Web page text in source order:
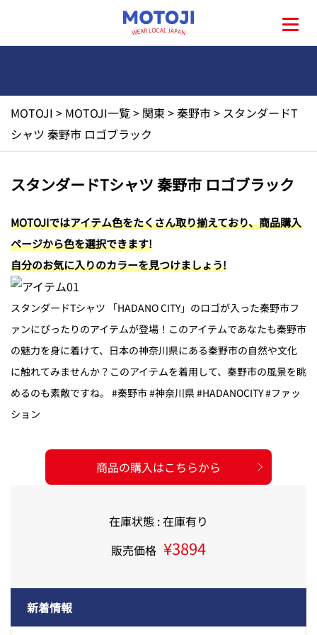
HOME
地元一覧
お問い合わせ
MOTOJI > MOTOJI一覧> 関東 >秦野市> スタンダードT
シャツ 秦野市 ロゴブラック
新着情報
スタンダードTシャツ 秦野市 ロゴブラック
MOTOJIではアイテム色をたくさん取り揃えており、商品購入
ページから色を選択できます!
自分のお気に入りのカラーを見つけましょう!
スタンダードTシャツ 「HADANO CITY」のロゴが入った秦野市フ
ァンにぴったりのアイテムが登場！このアイテムであなたも秦野市
の魅力を身に着けて、日本の神奈川県にある秦野市の自然や文化
に触れてみませんか？このアイテムを着用して、秦野市の風景を眺
めるのも素敵ですね。 #秦野市 #神奈川県 #HADANOCITY #ファッ
ション
商品の購入はこちらから
在庫状態 : 在庫有り
販売価格 ¥3894